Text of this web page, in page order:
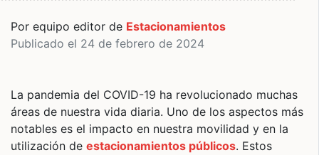
Por equipo editor de Estacionamientos
Publicado el 24 de febrero de 2024
La pandemia del COVID-19 ha revolucionado muchas
áreas de nuestra vida diaria. Uno de los aspectos más
notables es el impacto en nuestra movilidad y en la
utilización de estacionamientos públicos. Estos